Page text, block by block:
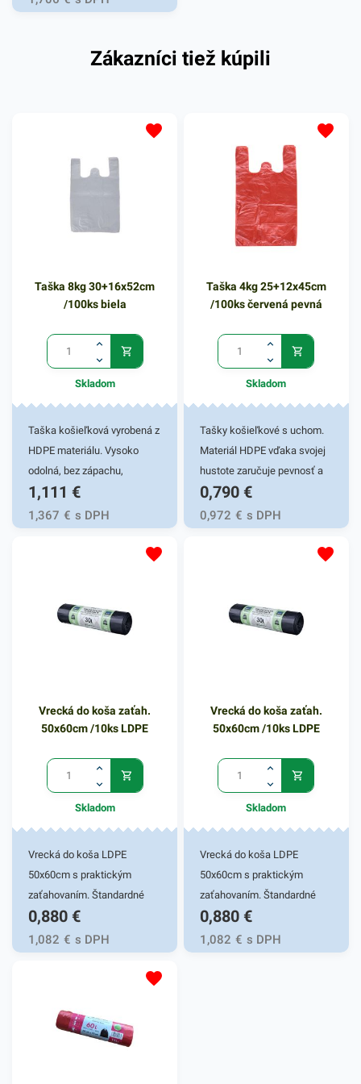
potravinárstve pri balení
ovocia a inom spotrebnom
kusov v balení: 200 ks Farba:
transparentná Hrúbka: 9µm
Zákazníci tiež kúpili
Taška 8kg 30+16x52cm
/100ks biela
Skladom
Taška košieľková vyrobená z
HDPE materiálu. Vysoko
odolná, bez zápachu,
recyklovateľná taška so
širokým využitím. Nakoľko
výrobok nie je toxický, sú
výborne využiteľné na prenos
Výhodné pre maloobchody -
aj napriek vysokej spotrebe
odtrhávacieRozmer:
30+16x52cmFarba: biela
1,111 €
1,367 € s DPH
Taška 4kg 25+12x45cm
/100ks červená pevná
Skladom
Tašky košieľkové s uchom.
Materiál HDPE vďaka svojej
hustote zaručuje pevnosť a
odolnosť. Je netoxický, preto
sa využíva hlavne v
potravinárstve pri balení
aj v domácnostiach. 100%
recyklovateľné. Praktické
Hrúbka: 8µm
0,790 €
0,972 € s DPH
Vrecká do koša zaťah.
50x60cm /10ks LDPE
Skladom
Vrecká do koša LDPE
50x60cm s praktickým
zaťahovaním. Štandardné
igelitové vrece, vyrobené z
polyetylénu nízkej hustoty.
Vrece na komunálny a
recyklovateľný a tvárny
materiál. Používajú sa ako
0,880 €
1,082 € s DPH
Vrecká do koša zaťah.
50x60cm /10ks LDPE
Skladom
Vrecká do koša LDPE
50x60cm s praktickým
zaťahovaním. Štandardné
igelitové vrece, vyrobené z
polyetylénu nízkej hustoty.
Vrece na komunálny a
0,880 €
1,082 € s DPH